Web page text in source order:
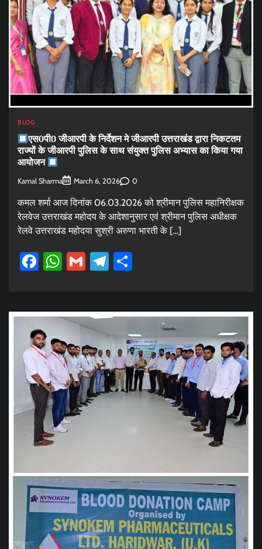
BLOG
एस0पी0 जीआरपी के निर्देशन मे जीआरपी उत्तराखंड द्वारा निकटतम
राज्यों के जीआरपी पुलिस के साथ संयुक्त पुलिस अभ्यास का किया गया
आयोजन
Kamal Sharma March 6, 2026 0
कमल शर्मा आज दिनांक 06.03.2026 को श्रीमान पुलिस महानिरीक्षक
रेलवेज उत्तराखंड महोदय के आदेशानुसार एवं श्रीमान पुलिस अधीक्षक
रेलवे उत्तराखंड महोदया सुश्री अरुणा भारती के […]
Facebook
WhatsApp
GmailTelegram